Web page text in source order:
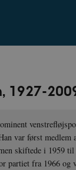
1927-
var først medlem
skiftede i 1959
partiet fra 1966 og